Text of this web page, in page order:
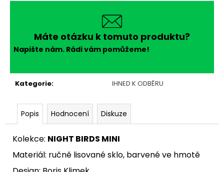
Máte otázku k tomuto produktu?
Napište nám. Rádi vám pomůžeme!
Kategorie: IHNED K ODBĚRU
Popis Hodnocení Diskuze
Kolekce: NIGHT BIRDS MINI
Materiál: ručně lisované sklo, barvené ve hmotě